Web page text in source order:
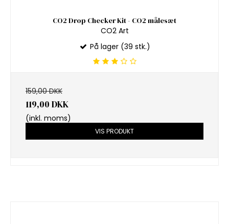
CO2 Drop Checker Kit - CO2 målesæt
CO2 Art
På lager (39 stk.)
159,00 DKK
119,00 DKK
(inkl. moms)
VIS PRODUKT